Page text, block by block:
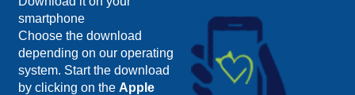
smartphone
Choose the download
depending on our operating
system. Start the download
by clicking on the Apple